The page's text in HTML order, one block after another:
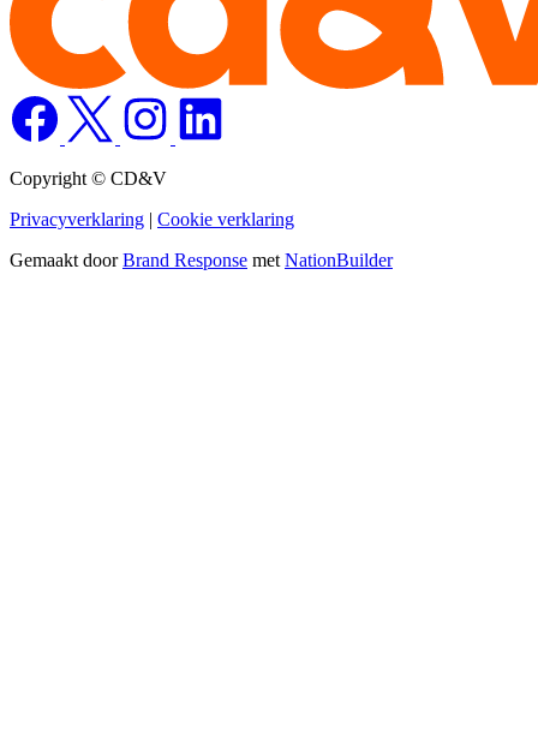
Copyright © CD&V
Privacyverklaring | Cookie verklaring
Gemaakt doorBrand Response met NationBuilder